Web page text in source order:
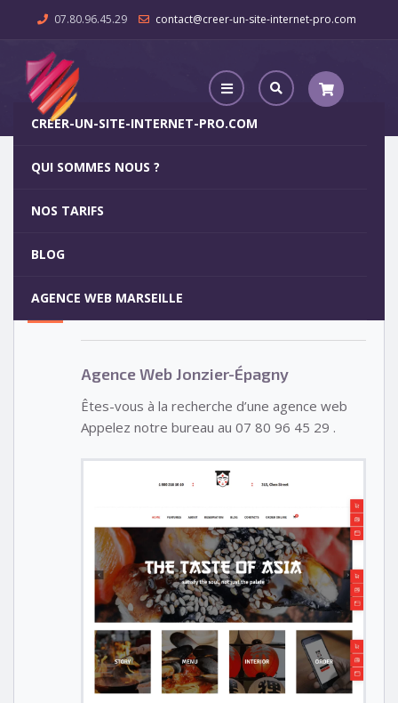
07.80.96.45.29 contact@creer-un-site-internet-pro.com
CREER-UN-SITE-INTERNET-PRO.COM
QUI SOMMES NOUS ?
NOS TARIFS
BLOG
AGENCE WEB MARSEILLE
Agence Web Jonzier-Épagny
5
Votre site internet pour 29€
Agence Web Jonzier-Épagny
Êtes-vous à la recherche d’une agence web
Appelez notre bureau au 07 80 96 45 29 .